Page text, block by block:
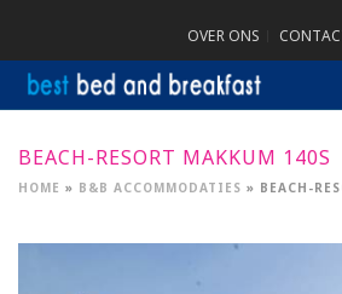
OVER ONS
BEACH-RESORT MAKKUM 140S
HOME » B&B ACCOMMODATIES » BEACH-